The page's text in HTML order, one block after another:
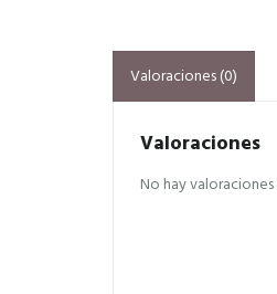
Valoraciones (0)
Valoraciones
No hay valoraciones